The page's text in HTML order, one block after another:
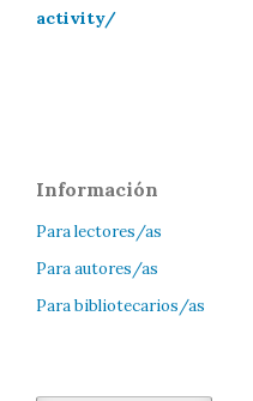
activity/
Información
Para lectores/as
Para autores/as
Para bibliotecarios/as